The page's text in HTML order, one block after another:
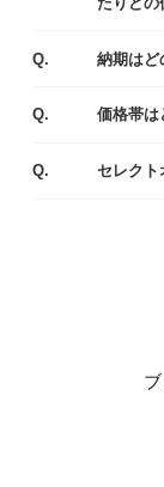
Q.
納期はど
Q.
価格帯は
Q.
セレクト